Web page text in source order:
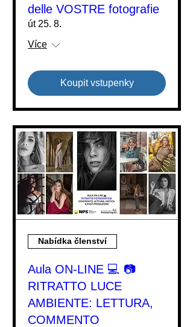
delle VOSTRE fotografie
út 25. 8.
Více
Koupit vstupenky
Nabídka členství
Aula ON-LINE 💻 📷
RITRATTO LUCE
AMBIENTE: LETTURA,
COMMENTO